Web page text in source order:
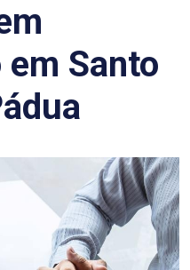
Santo